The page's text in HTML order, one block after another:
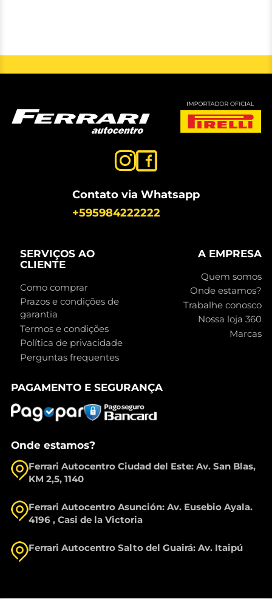
Contato via Whatsapp
+595984222222
SERVIÇOS AO
CLIENTE
Como comprar
Prazos e condições de
garantia
Termos e condições
Política de privacidade
Perguntas frequentes
A EMPRESA
Quem somos
Onde estamos?
Trabalhe conosco
Nossa loja 360
Marcas
PAGAMENTO E SEGURANÇA
Onde estamos?
Ferrari Autocentro Ciudad del Este: Av. San Blas,
KM 2,5, 1140
Ferrari Autocentro Asunción: Av. Eusebio Ayala.
4196 , Casi de la Victoria
Ferrari Autocentro Salto del Guairá: Av. Itaipú